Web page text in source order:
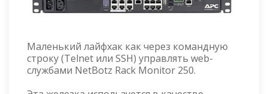
Маленький лайфхак как через командную
строку (Telnet или SSH) управлять web-
службами NetBotz Rack Monitor 250.